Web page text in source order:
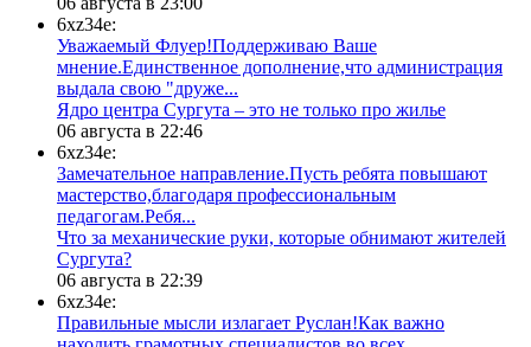
6xz34e:
Уважаемый Флуер!Поддерживаю Ваше
мнение.Единственное дополнение,что администрация
выдала свою "друже...
​Ядро центра Сургута ‒ это не только про жилье
06 августа в 22:46
6xz34e:
Замечательное направление.Пусть ребята повышают
мастерство,благодаря профессиональным
педагогам.Ребя...
​Что за механические руки, которые обнимают жителей
Сургута?
06 августа в 22:39
6xz34e:
Правильные мысли излагает Руслан!Как важно